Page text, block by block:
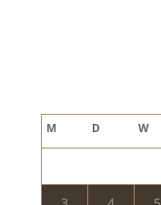
M D W